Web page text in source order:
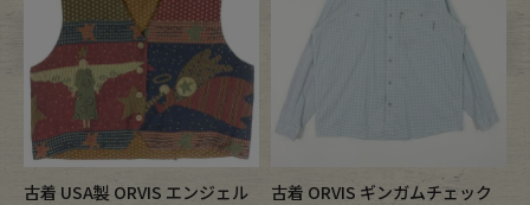
古着 USA製 ORVIS エンジェル
古着 ORVIS ギンガムチェック